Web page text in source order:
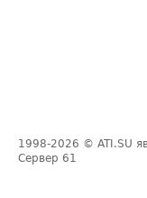
1998-2026 © ATI.SU
Сервер 61